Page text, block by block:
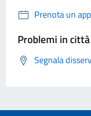
Prenota un
Problemi in città
Segnala